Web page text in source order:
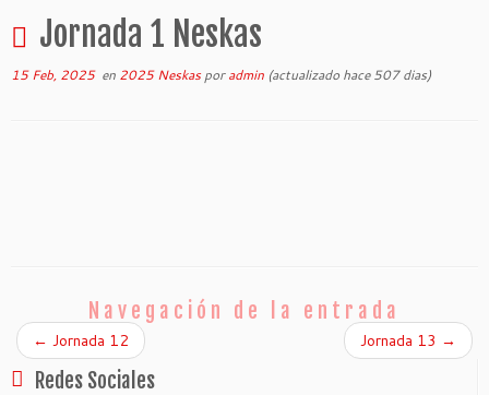
Jornada 1 Neskas
15 Feb, 2025en 2025 Neskasporadmin (actualizado hace 507 dias)
Navegación de la entrada
← Jornada 12 Jornada 13 →
Redes Sociales